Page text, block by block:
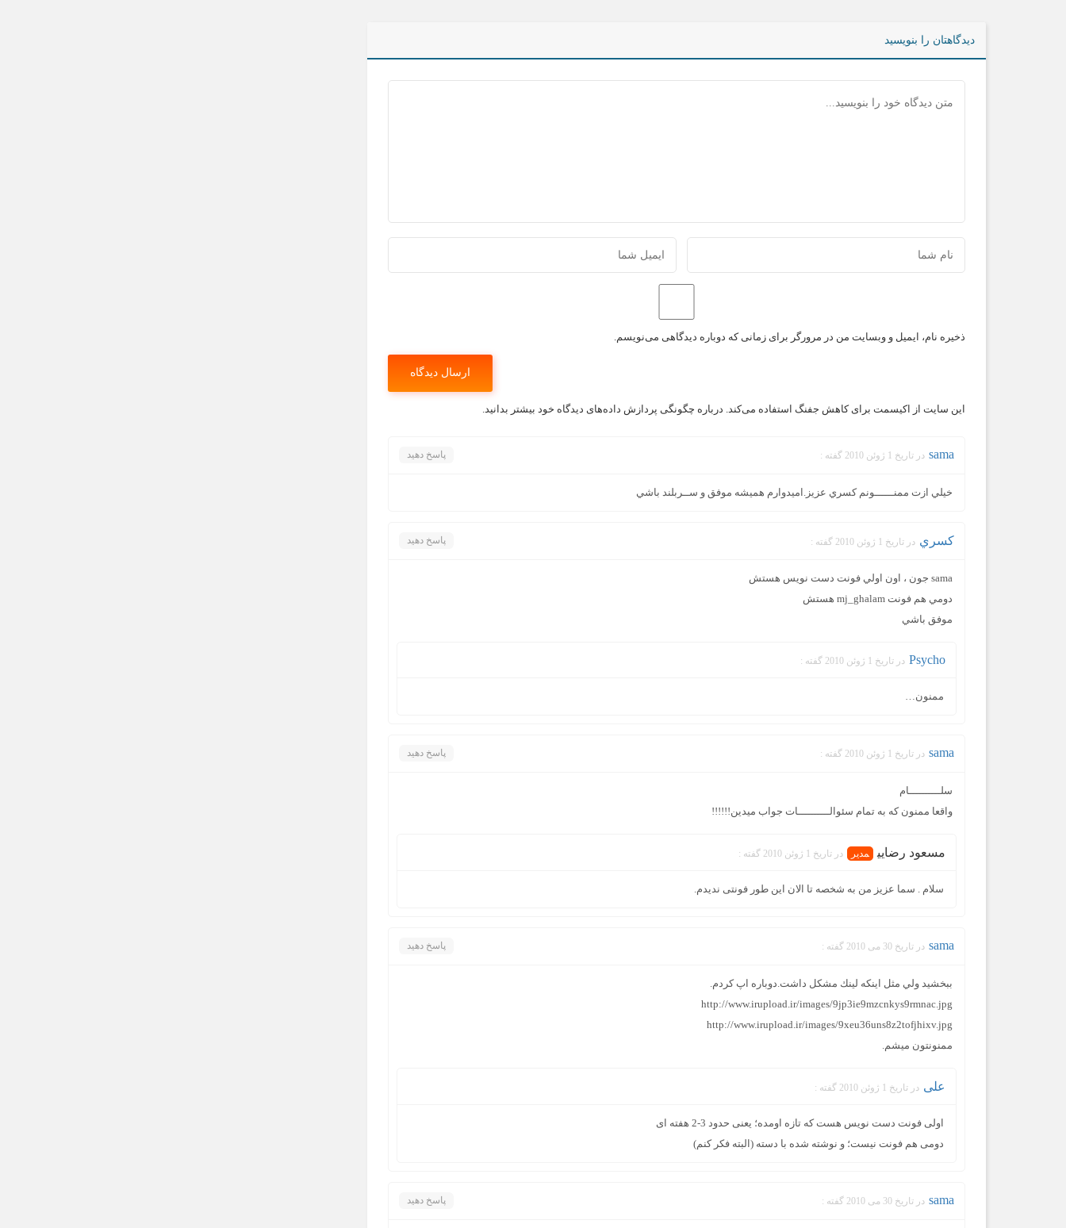
دیدگاهتان را بنویسید
ذخیره نام، ایمیل و وبسایت من در مرورگر برای زمانی که دوباره دیدگاهی می‌نویسم.
این سایت از اکیسمت برای کاهش جفنگ استفاده می‌کند. درباره چگونگی پردازش داده‌های دیدگاه خود بیشتر بدانید.
sama در تاریخ 1 ژوئن 2010 گفته : پاسخ دهید
خيلي ازت ممنــــــونم كسري عزيز.اميدوارم هميشه موفق و ســربلند باشي
كسري در تاریخ 1 ژوئن 2010 گفته : پاسخ دهید
sama جون ، اون اولي فونت دست نويس هستش
دومي هم فونت mj_ghalam هستش
موفق باشي
Psycho در تاریخ 1 ژوئن 2010 گفته :
ممنون…
sama در تاریخ 1 ژوئن 2010 گفته : پاسخ دهید
سلــــــــــام
واقعا ممنون كه به تمام سئوالــــــــــات جواب ميدين!!!!!!
مسعود رضايي در تاریخ 1 ژوئن 2010 گفته :
سلام . سما عزیز من به شخصه تا الان این طور فونتی ندیدم.
sama در تاریخ 30 می 2010 گفته : پاسخ دهید
ببخشيد ولي مثل اينكه لينك مشكل داشت.دوباره اپ كردم.
http://www.irupload.ir/images/9jp3ie9mzcnkys9rmnac.jpg
http://www.irupload.ir/images/9xeu36uns8z2tofjhixv.jpg
ممنونتون ميشم.
علی در تاریخ 1 ژوئن 2010 گفته :
اولی فونت دست نویس هست که تازه اومده؛ یعنی حدود 3-2 هفته ای
دومی هم فونت نیست؛ و نوشته شده با دسته (البته فکر کنم)
sama در تاریخ 30 می 2010 گفته : پاسخ دهید